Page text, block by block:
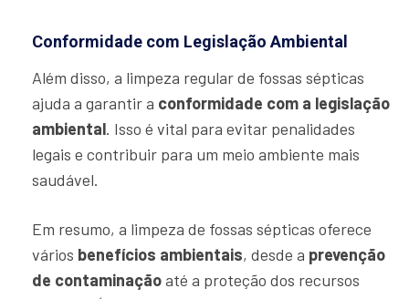
Conformidade com Legislação Ambiental
Além disso, a limpeza regular de fossas sépticas
ajuda a garantir a conformidade com a legislação
ambiental. Isso é vital para evitar penalidades
legais e contribuir para um meio ambiente mais
saudável.
Em resumo, a limpeza de fossas sépticas oferece
vários benefícios ambientais, desde a prevenção
de contaminaçãoaté a proteção dos recursos